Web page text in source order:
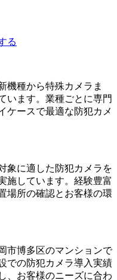
る
機種から特殊カメラま
います。業種ごとに専門
ケースで最適な防犯カメ
象に適した防犯カメラを
施しています。経験豊富
場所の確認とお客様の環
市博多区のマンションで
での防犯カメラ導入実績
、お客様のニーズに合わ